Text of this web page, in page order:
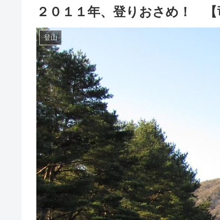
２０１１年、登りおさめ！ 【
登山